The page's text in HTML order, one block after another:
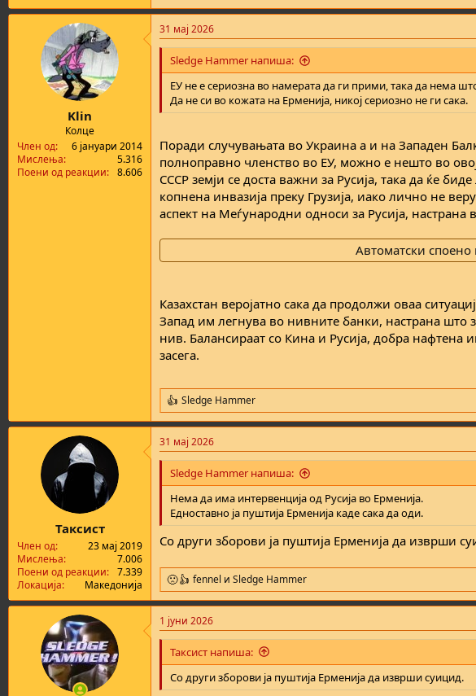
Klin
Колце
Член од
6 јануари 2014
Мислења
5.316
Поени од реакции
8.606
31 мај 2026
Sledge Hammer напиша:
ЕУ не е сериозна во намерата да ги прими, така да нема
Да не си во кожата на Ерменија, никој сериозно не ги сака.
Поради случувањата во Украина а и на Западен
полноправно членство во ЕУ, можно е нешто во
СССР земји се доста важни за Русија, така да ќе
копнена инвазија преку Грузија, иако лично не
аспект на Меѓународни односи за Русија, настрана
Автоматски
Казахстан веројатно сака да продолжи оваа
Запад им легнува во нивните банки, настрана што
нив. Балансираат со Кина и Русија, добра нафтена
засега.
R
e
a
c
t
o
:
Sledge Hammer
Таксист
Член од
23 мај 2019
Мислења
7.006
Поени од реакции
7.339
Локација
Македонија
31 мај 2026
Sledge Hammer напиша:
Нема да има интервенција од Русија во Ерменија.
Едноставно ја пуштија Ерменија каде сака да оди.
Со други зборови ја пуштија Ерменија да изврши
R
e
a
c
t
o
n
s
fennel и Sledge Hammer
1 јуни 2026
Таксист напиша:
Со други зборови ја пуштија Ерменија да изврши суицид.